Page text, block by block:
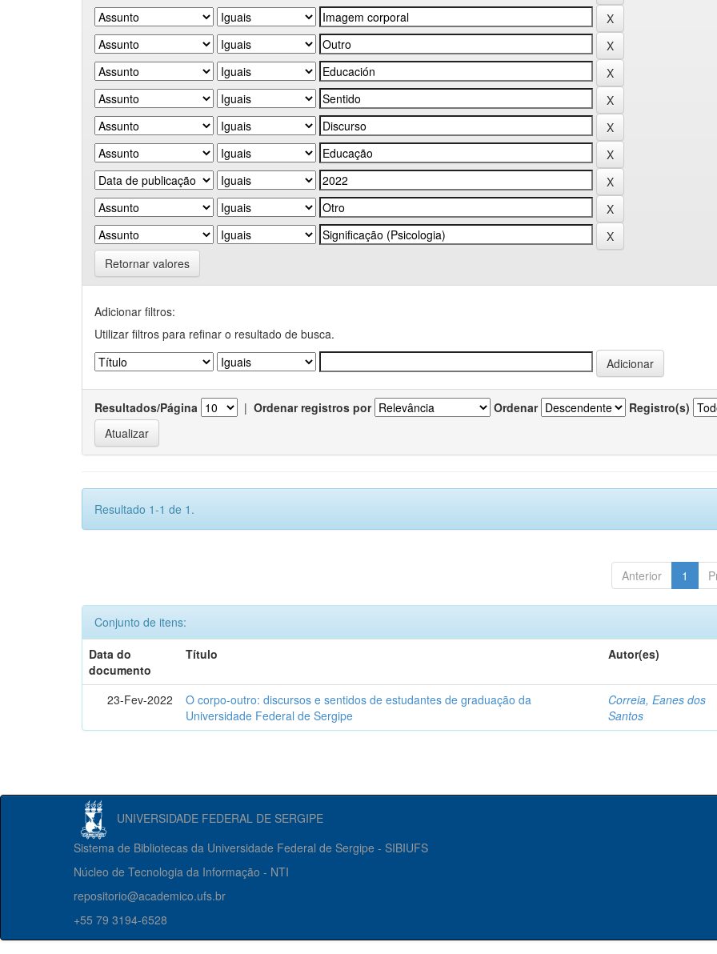
Retornar valores
Adicionar filtros:
Utilizar filtros para refinar o resultado de busca.
Resultados/Página | Ordenar registros por Ordenar Registro(s)
Resultado 1-1 de 1.
Anterior 1
Conjunto de itens:
Data do
documento
Título Autor(es)
23-Fev-2022
O corpo-outro: discursos e sentidos de estudantes de graduação da
Universidade Federal de Sergipe
Correia, Eanes dos
Santos
UNIVERSIDADE FEDERAL DE SERGIPE
Sistema de Bibliotecas da Universidade Federal de Sergipe - SIBIUFS
Núcleo de Tecnologia da Informação - NTI
repositorio@academico.ufs.br
+55 79 3194-6528